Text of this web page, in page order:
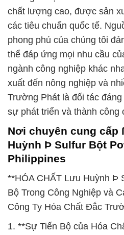
chất lượng cao, được sản
các tiêu chuẩn quốc tế.
phong phú của chúng tôi
thể đáp ứng mọi nhu cầu
ngành công nghiệp khác
xuất đến nông nghiệp và
Trường Phát là đối tác
sự phát triển và thành công
Nơi chuyên cung cấp
Huỳnh Þ Sulfur Bột
Philippines
**HÓA CHẤT Lưu Huỳnh Þ
Bộ Trong Công Nghiệp và
Công Ty Hóa Chất Đắc
1. **Sự Tiến Bộ của Hóa